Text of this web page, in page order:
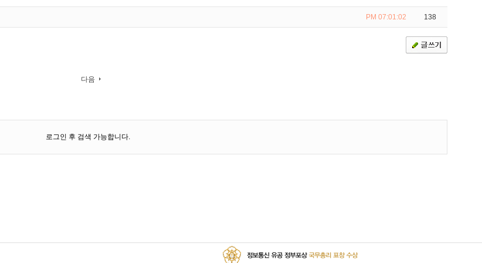
PM 07:01:02 138
다음
로그인 후 검색 가능합니다.